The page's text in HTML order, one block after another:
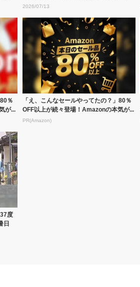
ー...
2026/07/13
％
が...
「え、こんなセールやってたの？」80％
OFF以上が続々登場！Amazonの本気が...
PR(Amazon)
度
日